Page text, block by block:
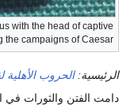
with the head of captive
the campaigns of Caesar.
الرئيسية:الحروب الأهلية
دامت الفتن والثورات في